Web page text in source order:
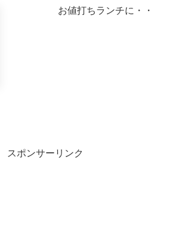
お値打ちランチに・・
スポンサーリンク